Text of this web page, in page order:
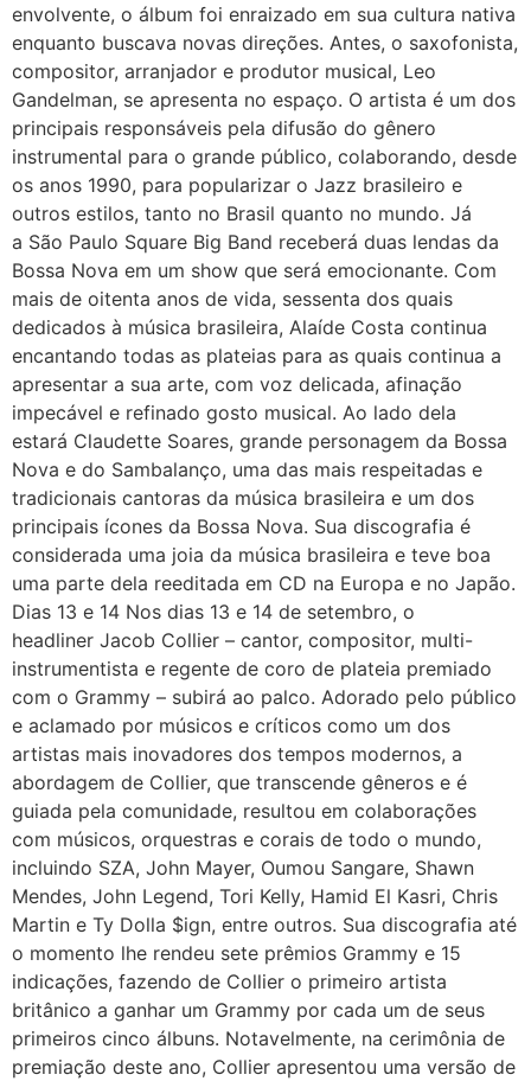
envolvente, o álbum foi enraizado em sua cultura nativa
enquanto buscava novas direções. Antes, o saxofonista,
compositor, arranjador e produtor musical, Leo
Gandelman, se apresenta no espaço. O artista é um dos
principais responsáveis pela difusão do gênero
instrumental para o grande público, colaborando, desde
os anos 1990, para popularizar o Jazz brasileiro e
outros estilos, tanto no Brasil quanto no mundo. Já
a São Paulo Square Big Band receberá duas lendas da
Bossa Nova em um show que será emocionante. Com
mais de oitenta anos de vida, sessenta dos quais
dedicados à música brasileira, Alaíde Costa continua
encantando todas as plateias para as quais continua a
apresentar a sua arte, com voz delicada, afinação
impecável e refinado gosto musical. Ao lado dela
estará Claudette Soares, grande personagem da Bossa
Nova e do Sambalanço, uma das mais respeitadas e
tradicionais cantoras da música brasileira e um dos
principais ícones da Bossa Nova. Sua discografia é
considerada uma joia da música brasileira e teve boa
uma parte dela reeditada em CD na Europa e no Japão.
Dias 13 e 14 Nos dias 13 e 14 de setembro, o
headliner Jacob Collier – cantor, compositor, multi-
instrumentista e regente de coro de plateia premiado
com o Grammy – subirá ao palco. Adorado pelo público
e aclamado por músicos e críticos como um dos
artistas mais inovadores dos tempos modernos, a
abordagem de Collier, que transcende gêneros e é
guiada pela comunidade, resultou em colaborações
com músicos, orquestras e corais de todo o mundo,
incluindo SZA, John Mayer, Oumou Sangare, Shawn
Mendes, John Legend, Tori Kelly, Hamid El Kasri, Chris
Martin e Ty Dolla $ign, entre outros. Sua discografia até
o momento lhe rendeu sete prêmios Grammy e 15
indicações, fazendo de Collier o primeiro artista
britânico a ganhar um Grammy por cada um de seus
primeiros cinco álbuns. Notavelmente, na cerimônia de
premiação deste ano, Collier apresentou uma versão de